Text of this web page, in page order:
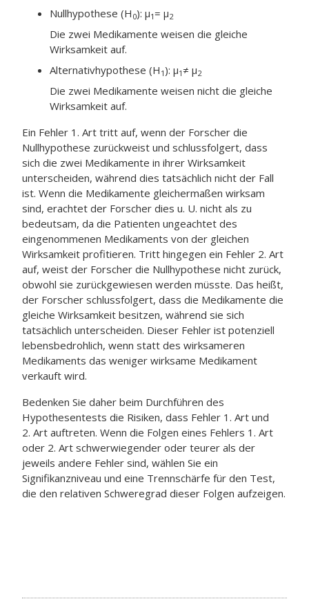
Nullhypothese (H 0): μ1= μ2
Die zwei Medikamente weisen die gleiche
Wirksamkeit auf.
Alternativhypothese (H 1 ): μ1 ≠ μ2
Die zwei Medikamente weisen nicht die gleiche
Wirksamkeit auf.
Ein Fehler 1. Art tritt auf, wenn der Forscher die
Nullhypothese zurückweist und schlussfolgert, dass
sich die zwei Medikamente in ihrer Wirksamkeit
unterscheiden, während dies tatsächlich nicht der Fall
ist. Wenn die Medikamente gleichermaßen wirksam
sind, erachtet der Forscher dies u. U. nicht als zu
bedeutsam, da die Patienten ungeachtet des
eingenommenen Medikaments von der gleichen
Wirksamkeit profitieren. Tritt hingegen ein Fehler 2. Art
auf, weist der Forscher die Nullhypothese nicht zurück,
obwohl sie zurückgewiesen werden müsste. Das heißt,
der Forscher schlussfolgert, dass die Medikamente die
gleiche Wirksamkeit besitzen, während sie sich
tatsächlich unterscheiden. Dieser Fehler ist potenziell
lebensbedrohlich, wenn statt des wirksameren
Medikaments das weniger wirksame Medikament
verkauft wird.
Bedenken Sie daher beim Durchführen des
Hypothesentests die Risiken, dass Fehler 1. Art und
2. Art auftreten. Wenn die Folgen eines Fehlers 1. Art
oder 2. Art schwerwiegender oder teurer als der
jeweils andere Fehler sind, wählen Sie ein
Signifikanzniveau und eine Trennschärfe für den Test,
die den relativen Schweregrad dieser Folgen aufzeigen.